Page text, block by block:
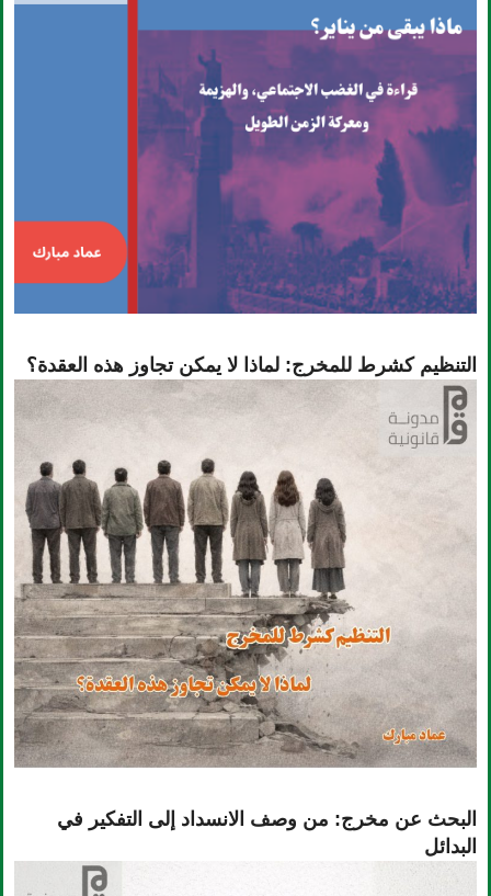
التنظيم كشرط للمخرج: لماذا لا يمكن تجاوز هذه العقدة؟
البحث عن مخرج: من وصف الانسداد إلى التفكير في
البدائل